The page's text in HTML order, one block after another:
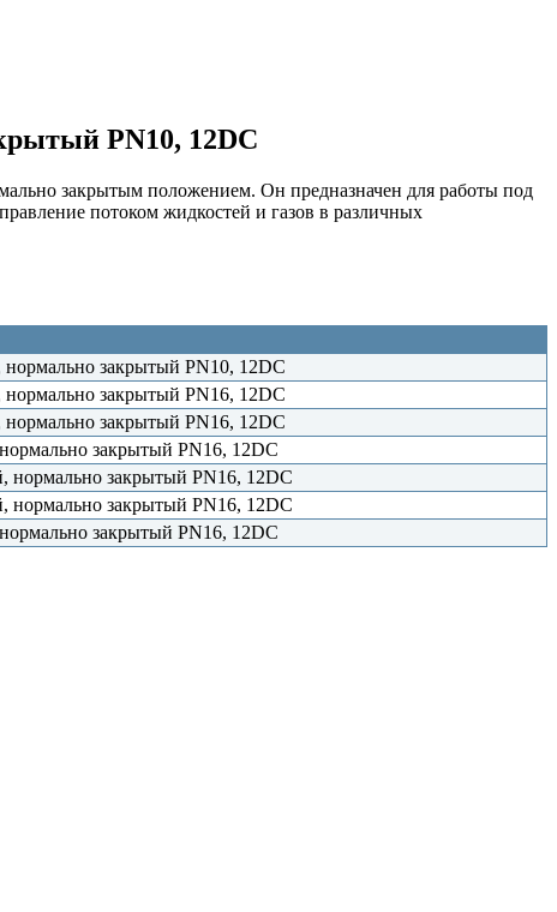
PN10, 12DC
закрытым положением. Он предназначен для работы под
потоком жидкостей и газов в различных
закрытый PN10, 12DC
закрытый PN16, 12DC
закрытый PN16, 12DC
закрытый PN16, 12DC
нормально закрытый PN16, 12DC
нормально закрытый PN16, 12DC
закрытый PN16, 12DC